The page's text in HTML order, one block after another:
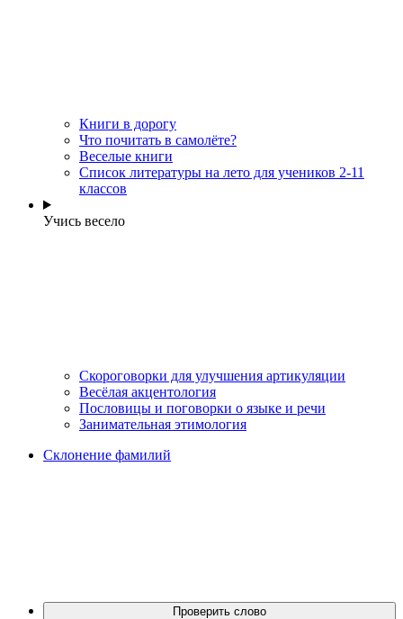
Книги в дорогу
Что почитать в самолёте?
Веселые книги
Cписок литературы на лето для учеников 2-11
классов
Учись весело
Скороговорки для улучшения артикуляции
Весёлая акцентология
Пословицы и поговорки о языке и речи
Занимательная этимология
Склонение фамилий
Проверить слово